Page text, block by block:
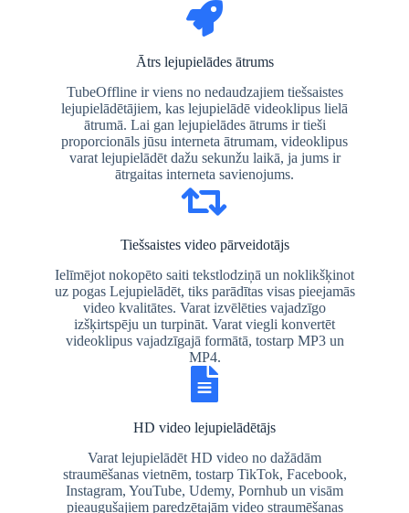
Ātrs lejupielādes ātrums
TubeOffline ir viens no nedaudzajiem tiešsaistes
lejupielādētājiem, kas lejupielādē videoklipus lielā
ātrumā. Lai gan lejupielādes ātrums ir tieši
proporcionāls jūsu interneta ātrumam, videoklipus
varat lejupielādēt dažu sekunžu laikā, ja jums ir
ātrgaitas interneta savienojums.
Tiešsaistes video pārveidotājs
Ielīmējot nokopēto saiti tekstlodziņā un noklikšķinot
uz pogas Lejupielādēt, tiks parādītas visas pieejamās
video kvalitātes. Varat izvēlēties vajadzīgo
izšķirtspēju un turpināt. Varat viegli konvertēt
videoklipus vajadzīgajā formātā, tostarp MP3 un
MP4.
HD video lejupielādētājs
Varat lejupielādēt HD video no dažādām
straumēšanas vietnēm, tostarp TikTok, Facebook,
Instagram, YouTube, Udemy, Pornhub un visām
pieaugušajiem paredzētajām video straumēšanas